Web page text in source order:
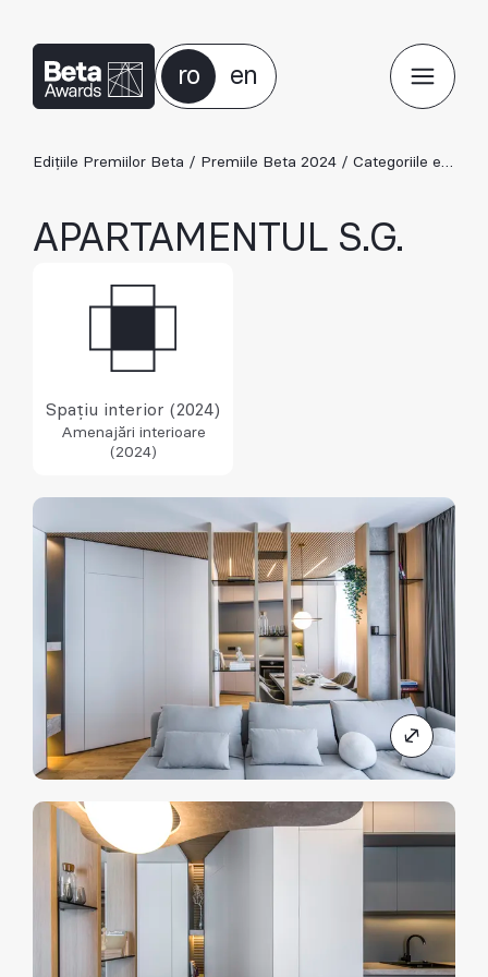
ro en
Edițiile Premiilor Beta / Premiile Beta 2024 / Categoriile ediției 2024
APARTAMENTUL S.G.
Spațiu interior (2024)
Amenajări interioare
(2024)